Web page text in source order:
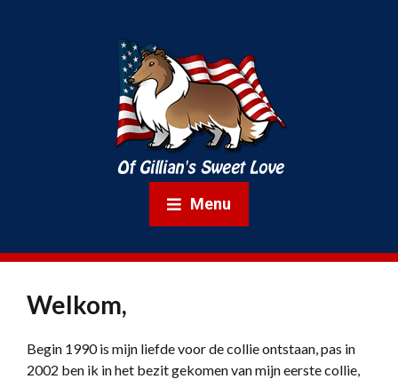
Menu
Welkom,
Begin 1990 is mijn liefde voor de collie ontstaan, pas in
2002 ben ik in het bezit gekomen van mijn eerste collie,